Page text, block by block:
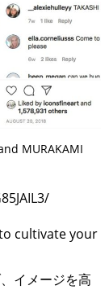
MURAKAMI
cultivate your
イメージを高